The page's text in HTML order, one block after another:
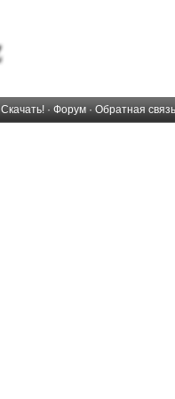
Скачать! · Форум · Обратная связь